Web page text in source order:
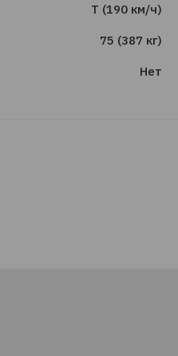
T (190 км/ч)
75 (387 кг)
Нет